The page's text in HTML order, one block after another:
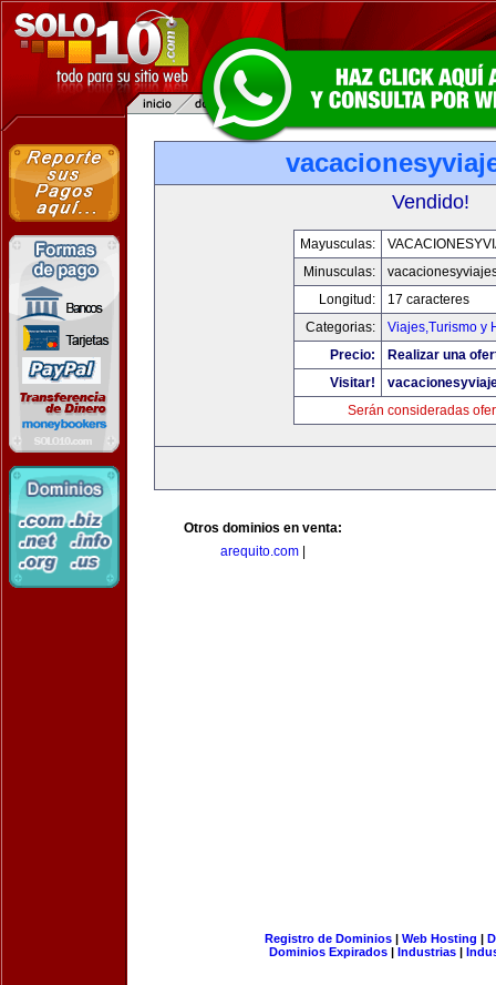
Vendido!
Mayusculas:
Minusculas:
Longitud:
17 caracteres
Categorias:
Viajes,Turismo y
Precio:
Realizar una
Visitar!
Serán consideradas
Otros dominios en venta:
arequito.com
Registro de Dominios| Web Hosting |
Dominios Expirados | Industrias |